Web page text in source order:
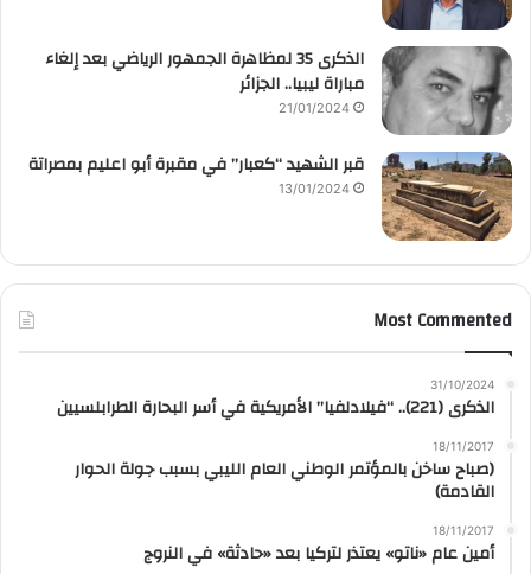
الذكرى 35 لمظاهرة الجمهور الرياضي بعد إلغاء
مباراة ليبيا.. الجزائر
21/01/2024
قبر الشهيد “كعبار” في مقبرة أبو اعليم بمصراتة
13/01/2024
Most Commented
31/10/2024
الذكرى (221).. “فيلادلفيا” الأمريكية في أسر البحارة الطرابلسيين
18/11/2017
(صباح ساخن بالمؤتمر الوطني العام الليبي بسبب جولة الحوار
القادمة)
18/11/2017
أمين عام «ناتو» يعتذر لتركيا بعد «حادثة» في النروج